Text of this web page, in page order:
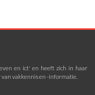
en ict' en heeft zich in haar
van vakkennis en -informatie.